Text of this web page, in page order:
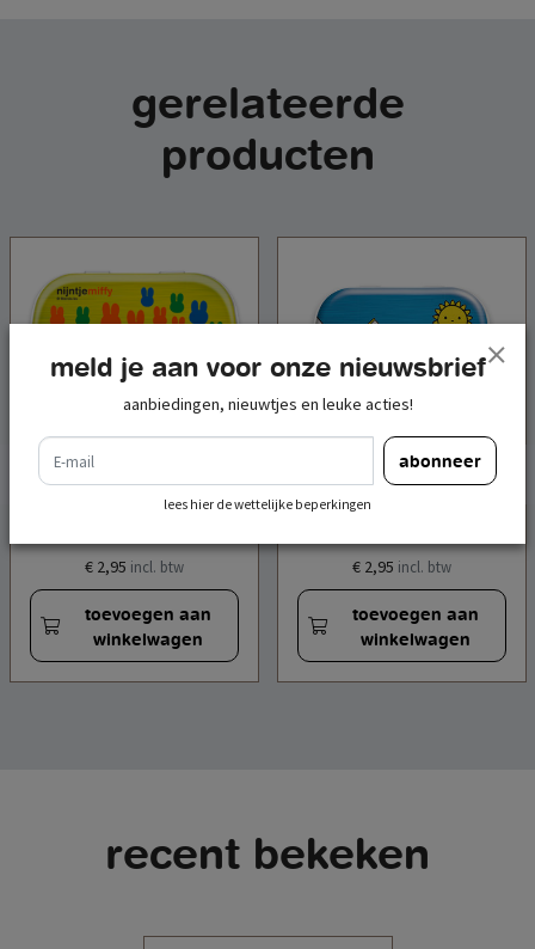
gerelateerde
producten
mintblik nijntje artiest
€ 2,95 incl. btw
toevoegen aan
winkelwagen
mintblik nijntje weiland
€ 2,95 incl. btw
toevoegen aan
winkelwagen
recent bekeken
meld je aan voor onze nieuwsbrief
aanbiedingen, nieuwtjes en leuke acties!
e-mail
abonneer
lees hier de wettelijke beperkingen